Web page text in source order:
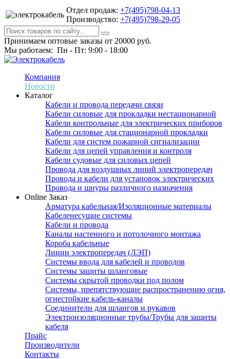
Отдел продаж: +7(495)798-04-13
Производство: +7(495)798-29-05
Принимаем оптовые заказы от 20000 руб.
Мы работаем: Пн - Пт: 9:00 - 18:00
Компания
Новости
Каталог
Кабели и провода передачи связи
Кабели силовые для прокладки нестационарной
Кабели контрольные для электрических приборов
Кабели силовые для стационарной прокладки
Кабели для систем пожарной сигнализации
Кабели для цепей управления и контроля
Кабели судовые для силовых цепей
Провода для воздушных линий электропередач
Провода и кабели для установок электрических
Провода и шнуры различного назначения
Online Заказ
Арматура кабельная/Изоляционные материалы
Кабеленесущие системы
Кабели и провода
Каналы настенного и потолочного монтажа
Короба кабельные
Линии электропередач (ЛЭП)
Системы ввода для кабелей и проводов
Системы защиты шланговые
Системы скрытой проводки под полом
Системы, препятствующие распространению огня,
огнестойкие кабель-каналы
Соединители для шлангов и рукавов
Электроизоляционные трубы/Трубы для защиты
кабеля
Прайс
Производители
Контакты